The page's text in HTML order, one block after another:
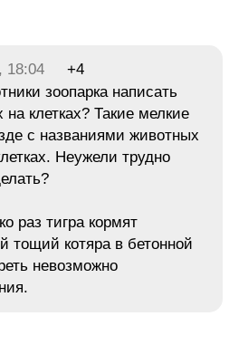
18:04
+4
зоопарка написать
клетках? Такие мелкие
с названиями животных
Неужели трудно
раз тигра кормят
тощий котяра в бетонной
невозможно